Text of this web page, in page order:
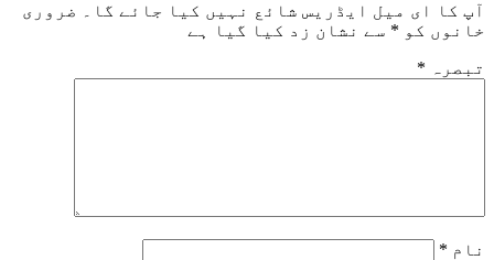
آپ کا ای میل ایڈریس شائع نہیں کیا جائے گا۔
ضروری
خانوں کو * سے نشان زد کیا گیا ہے
تبصرہ *
نام *